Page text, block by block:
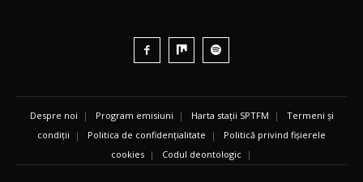
Despre noi | Program emisiuni | Harta stații SPTFM | Termeni și
condiții | Politica de confidențialitate | Politică privind fișierele
cookies | Codul deontologic |